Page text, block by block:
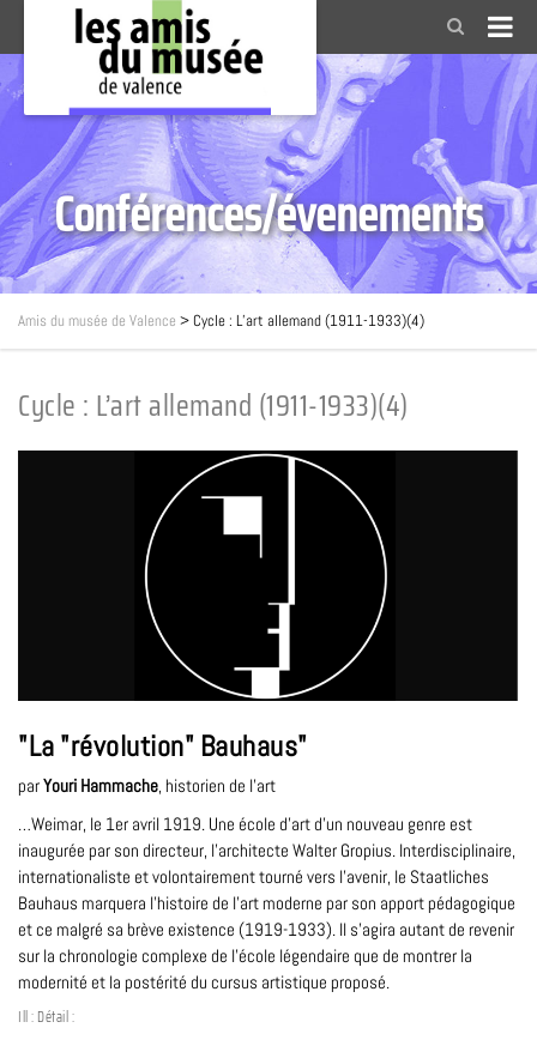
Conférences/évenements
Amis du musée de Valence >Cycle : L’art allemand (1911-1933)(4)
Cycle : L’art allemand (1911-1933)(4)
"La "révolution" Bauhaus"
parYouri Hammache, historien de l’art
…Weimar, le 1er avril 1919. Une école d’art d’un nouveau genre est
inaugurée par son directeur, l’architecte Walter Gropius. Interdisciplinaire,
internationaliste et volontairement tourné vers l’avenir, le Staatliches
Bauhaus marquera l’histoire de l’art moderne par son apport pédagogique
et ce malgré sa brève existence (1919-1933). Il s’agira autant de revenir
sur la chronologie complexe de l’école légendaire que de montrer la
modernité et la postérité du cursus artistique proposé.
Ill : Détail :